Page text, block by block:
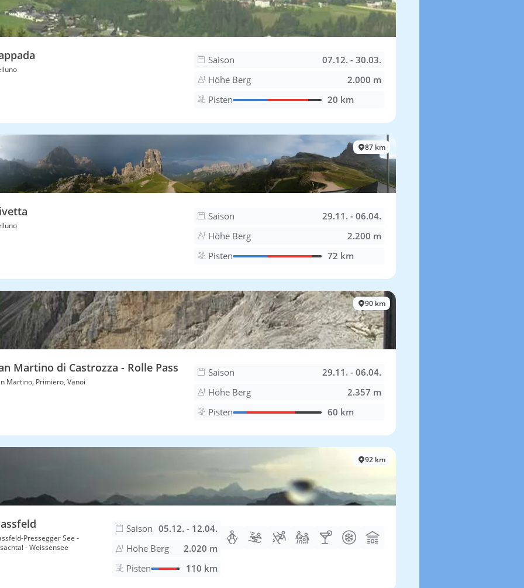
Saison
07.12. - 30.03.
Höhe Berg
2.000 m
Pisten
20 km
87 km
Saison
29.11. - 06.04.
Höhe Berg
2.200 m
Pisten
72 km
90 km
Martino di Castrozza - Rolle Pass
Martino, Primiero, Vanoi
Saison
29.11. - 06.04.
Höhe Berg
2.357 m
Pisten
60 km
92 km
Pressegger See -
- Weissensee
Saison 05.12. - 12.04.
Höhe Berg
2.020 m
Pisten
110 km